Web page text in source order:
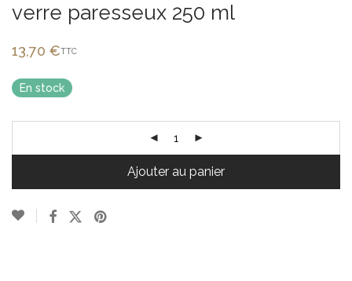
verre paresseux 250 ml
13,70 €TTC
En stock
Ajouter au panier